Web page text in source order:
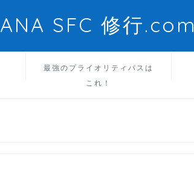
ANA SFC 修行.com
最強のプライオリティパスは
これ！